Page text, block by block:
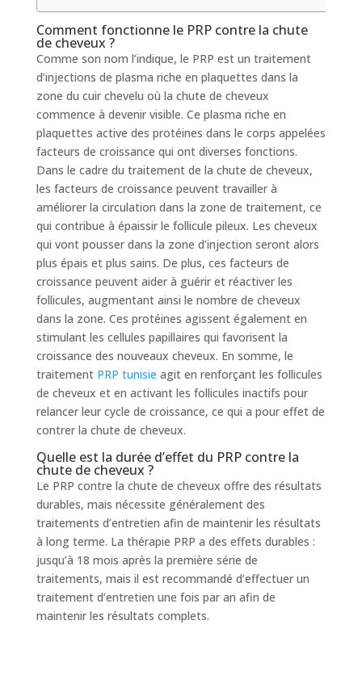
Comment fonctionne le PRP contre la chute
de cheveux ?
Comme son nom l’indique, le PRP est un traitement
d’injections de plasma riche en plaquettes dans la
zone du cuir chevelu où la chute de cheveux
commence à devenir visible. Ce plasma riche en
plaquettes active des protéines dans le corps appelées
facteurs de croissance qui ont diverses fonctions.
Dans le cadre du traitement de la chute de cheveux,
les facteurs de croissance peuvent travailler à
améliorer la circulation dans la zone de traitement, ce
qui contribue à épaissir le follicule pileux. Les cheveux
qui vont pousser dans la zone d’injection seront alors
plus épais et plus sains. De plus, ces facteurs de
croissance peuvent aider à guérir et réactiver les
follicules, augmentant ainsi le nombre de cheveux
dans la zone. Ces protéines agissent également en
stimulant les cellules papillaires qui favorisent la
croissance des nouveaux cheveux. En somme, le
traitement PRP tunisie agit en renforçant les follicules
de cheveux et en activant les follicules inactifs pour
relancer leur cycle de croissance, ce qui a pour effet de
contrer la chute de cheveux.
Quelle est la durée d’effet du PRP contre la
chute de cheveux ?
Le PRP contre la chute de cheveux offre des résultats
durables, mais nécessite généralement des
traitements d’entretien afin de maintenir les résultats
à long terme. La thérapie PRP a des effets durables :
jusqu’à 18 mois après la première série de
traitements, mais il est recommandé d’effectuer un
traitement d’entretien une fois par an afin de
maintenir les résultats complets.